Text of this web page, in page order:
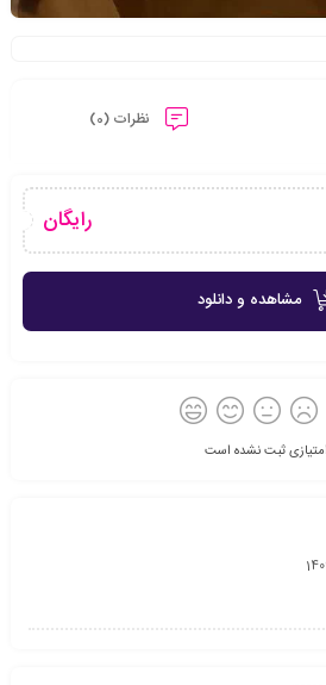
نظرات (0)
رایگان
مشاهده و دانلود
امتیازی ثبت نشده است